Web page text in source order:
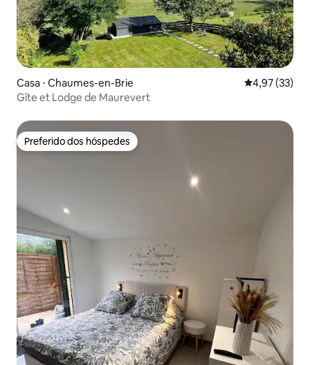
Casa ⋅ Chaumes-en-Brie 4,97 de uma
4,97 (33)
Gîte et Lodge de Maurevert
Preferido dos hóspedes
Preferido dos hóspedes